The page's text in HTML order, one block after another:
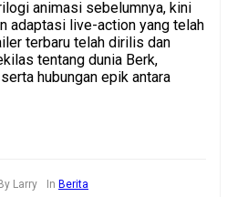
animasi sebelumnya, kini
adaptasi live-action yang telah
terbaru telah dirilis dan
tentang dunia Berk,
hubungan epik antara
Larry In Berita